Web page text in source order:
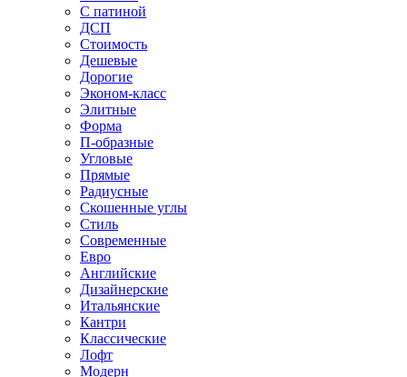
С патиной
ДСП
Стоимость
Дешевые
Дорогие
Эконом-класс
Элитные
Форма
П-образные
Угловые
Прямые
Радиусные
Скошенные углы
Стиль
Современные
Евро
Английские
Дизайнерские
Итальянские
Кантри
Классические
Лофт
Модерн